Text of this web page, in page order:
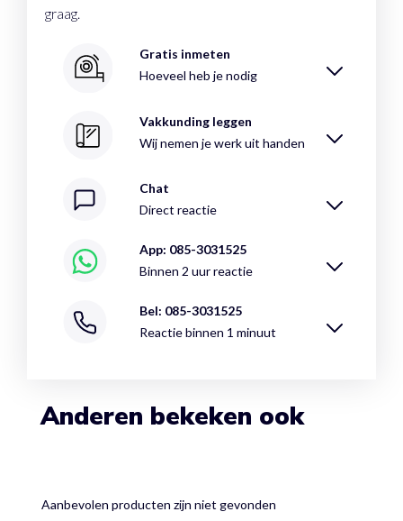
graag.
Gratis inmeten
Hoeveel heb je nodig
Vakkunding leggen
Wij nemen je werk uit handen
Chat
Direct reactie
App: 085-3031525
Binnen 2 uur reactie
Bel: 085-3031525
Reactie binnen 1 minuut
Anderen bekeken ook
Aanbevolen producten zijn niet gevonden